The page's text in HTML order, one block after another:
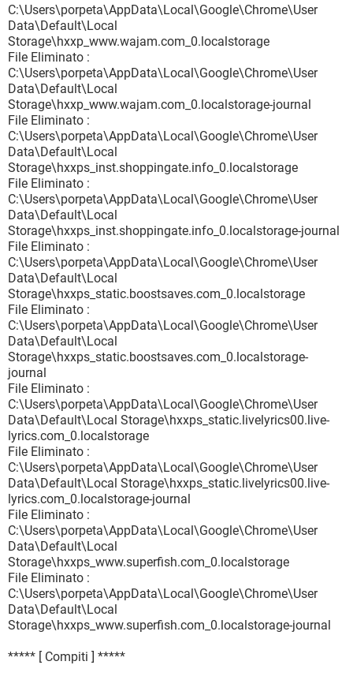
C:\Users\porpeta\AppData\Local\Google\Chrome\User
Data\Default\Local
Storage\hxxp_www.wajam.com_0.localstorage
File Eliminato :
C:\Users\porpeta\AppData\Local\Google\Chrome\User
Data\Default\Local
Storage\hxxp_www.wajam.com_0.localstorage-journal
File Eliminato :
C:\Users\porpeta\AppData\Local\Google\Chrome\User
Data\Default\Local
Storage\hxxps_inst.shoppingate.info_0.localstorage
File Eliminato :
C:\Users\porpeta\AppData\Local\Google\Chrome\User
Data\Default\Local
Storage\hxxps_inst.shoppingate.info_0.localstorage-journal
File Eliminato :
C:\Users\porpeta\AppData\Local\Google\Chrome\User
Data\Default\Local
Storage\hxxps_static.boostsaves.com_0.localstorage
File Eliminato :
C:\Users\porpeta\AppData\Local\Google\Chrome\User
Data\Default\Local
Storage\hxxps_static.boostsaves.com_0.localstorage-
journal
File Eliminato :
C:\Users\porpeta\AppData\Local\Google\Chrome\User
Data\Default\Local Storage\hxxps_static.livelyrics00.live-
lyrics.com_0.localstorage
File Eliminato :
C:\Users\porpeta\AppData\Local\Google\Chrome\User
Data\Default\Local Storage\hxxps_static.livelyrics00.live-
lyrics.com_0.localstorage-journal
File Eliminato :
C:\Users\porpeta\AppData\Local\Google\Chrome\User
Data\Default\Local
Storage\hxxps_www.superfish.com_0.localstorage
File Eliminato :
C:\Users\porpeta\AppData\Local\Google\Chrome\User
Data\Default\Local
Storage\hxxps_www.superfish.com_0.localstorage-journal
***** [ Compiti ] *****